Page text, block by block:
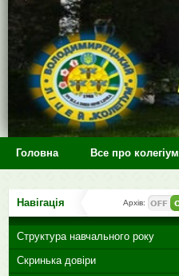
Головна Все про колегіум
Навігація Архів:
Структура навчального року
Скринька довіри